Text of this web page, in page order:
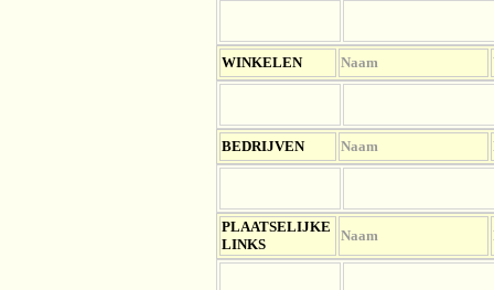
WINKELEN Naam
BEDRIJVEN Naam
PLAATSELIJKE
LINKS
Naam